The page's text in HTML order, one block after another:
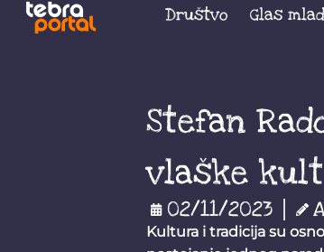
Društvo Glas
Stefan
vlaške
02/11/2023
Kultura i tradicija su